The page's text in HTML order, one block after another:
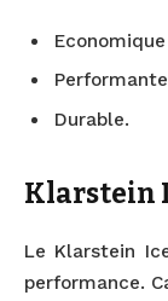
Economique
Durable.
Klarstein
Le Klarstein
performance.